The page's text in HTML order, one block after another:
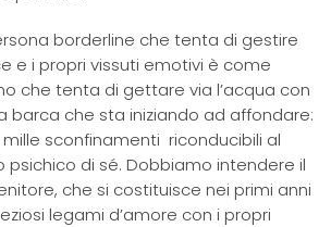
borderline che tenta di gestire
e i propri vissuti emotivi è come
che tenta di gettare via l’acqua con
barca che sta iniziando ad affondare:
sconfinamenti riconducibili al
di sé. Dobbiamo intendere il
che si costituisce nei primi anni
legami d’amore con i propri